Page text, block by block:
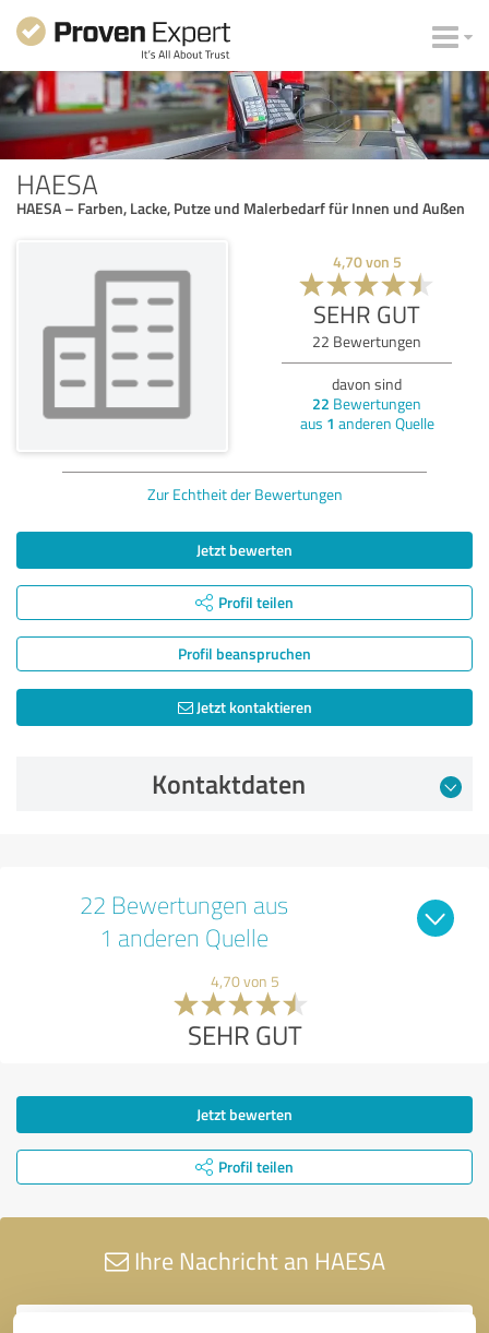
HAESA
HAESA – Farben, Lacke, Putze und Malerbedarf für Innen und Außen
4,70von 5
SEHR GUT
22 Bewertungen
davon sind
22 Bewertungen
aus 1 anderen Quelle
Zur Echtheit der Bewertungen
Jetzt bewerten
Profil teilen
Profil beanspruchen
Jetzt kontaktieren
Kontaktdaten
22 Bewertungen aus
1 anderen Quelle
4,70 von 5
SEHR GUT
Jetzt bewerten
Profil teilen
Ihre Nachricht an HAESA